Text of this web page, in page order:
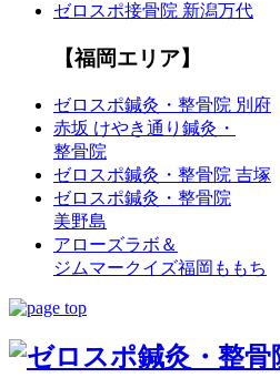
ゼロスポ接骨院 新潟万代
【福岡エリア】
ゼロスポ鍼灸・整骨院 別府
赤坂 けやき通り鍼灸・
整骨院
ゼロスポ鍼灸・整骨院 吉塚
ゼロスポ鍼灸・整骨院
美野島
アローズラボ＆
ジムマークイズ福岡ももち